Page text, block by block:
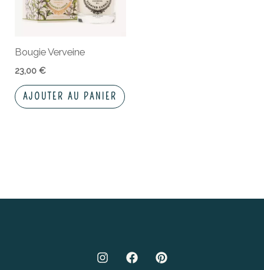
Bougie Verveine
23,00€
AJOUTER AU PANIER